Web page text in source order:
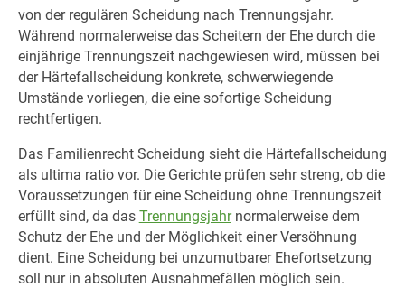
von der regulären Scheidung nach Trennungsjahr.
Während normalerweise das Scheitern der Ehe durch die
einjährige Trennungszeit nachgewiesen wird, müssen bei
der Härtefallscheidung konkrete, schwerwiegende
Umstände vorliegen, die eine sofortige Scheidung
rechtfertigen.
Das Familienrecht Scheidung sieht die Härtefallscheidung
als ultima ratio vor. Die Gerichte prüfen sehr streng, ob die
Voraussetzungen für eine Scheidung ohne Trennungszeit
erfüllt sind, da das Trennungsjahrnormalerweise dem
Schutz der Ehe und der Möglichkeit einer Versöhnung
dient. Eine Scheidung bei unzumutbarer Ehefortsetzung
soll nur in absoluten Ausnahmefällen möglich sein.